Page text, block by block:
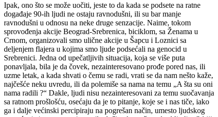
Ipak, ono što se može uočiti, jeste to da kada se podsete na ratne
događaje 90-ih ljudi ne ostaju ravnodušni, ili su bar manje
ravnodušni u odnosu na neke druge senzacije. Naime, tokom
sprovođenja akcije Beograd-Srebrenica, biciklom, sa Ženama u
Crnom, organizovali smo ulične akcije u Šapcu i Loznici sa
deljenjem flajera u kojima smo ljude podsećali na genocid u
Srebrenici. Jedna od upečatljivih situacija, koja se više puta
ponavljala, bila je da čovek, nezainteresovano prođe pored nas, ili
uzme letak, a kada shvati o čemu se radi, vrati se da nam nešto kaže,
najčešće neku uvredu, ili da polemiše sa nama na temu „A šta su oni
nama radili ?“ Dakle, ljudi nisu nezainteresovani za temu suočavanja
sa ratnom prošlošću, osećaju da je to pitanje, koje se i nas tiče, iako
ga i dalje većinski percipiraju na pogrešan način, umesto ljudskog